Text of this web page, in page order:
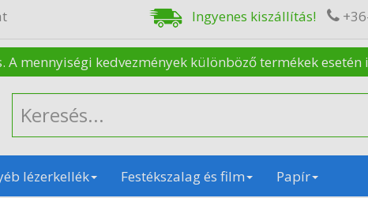
Ingyenes kiszállítás!
A mennyiségi kedvezmények különböző termékek esetén
lézerkellék Festékszalag és film Papír